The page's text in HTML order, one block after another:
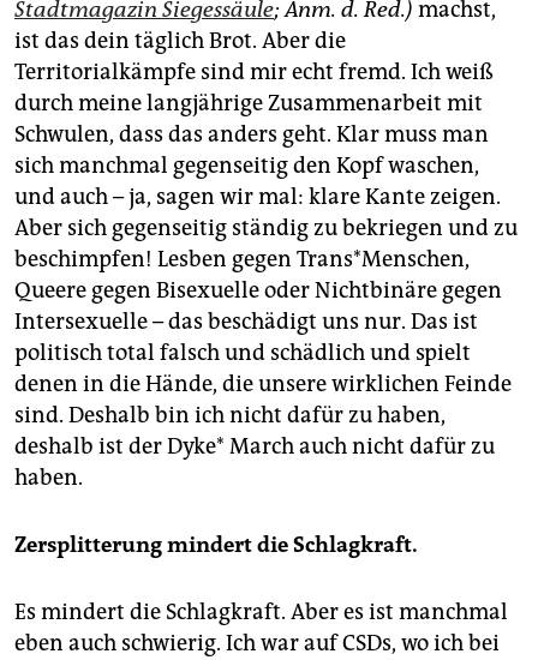
Stadtmagazin Siegessäule; Anm. d. Red.) machst,
ist das dein täglich Brot. Aber die
Territorialkämpfe sind mir echt fremd. Ich weiß
durch meine langjährige Zusammenarbeit mit
Schwulen, dass das anders geht. Klar muss man
sich manchmal gegenseitig den Kopf waschen,
und auch – ja, sagen wir mal: klare Kante zeigen.
Aber sich gegenseitig ständig zu bekriegen und zu
beschimpfen! Lesben gegen Trans*Menschen,
Queere gegen Bisexuelle oder Nichtbinäre gegen
Intersexuelle – das beschädigt uns nur. Das ist
politisch total falsch und schädlich und spielt
denen in die Hände, die unsere wirklichen Feinde
sind. Deshalb bin ich nicht dafür zu haben,
deshalb ist der Dyke* March auch nicht dafür zu
haben.
Zersplitterung mindert die Schlagkraft.
Es mindert die Schlagkraft. Aber es ist manchmal
eben auch schwierig. Ich war auf CSDs, wo ich bei